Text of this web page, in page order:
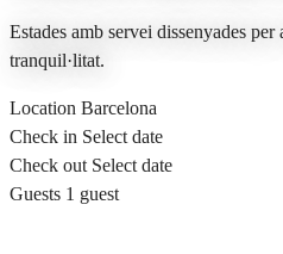
Estades amb servei dissenyades
tranquil·litat.
Location Barcelona
Check in Select date
Check out Select date
Guests 1 guest